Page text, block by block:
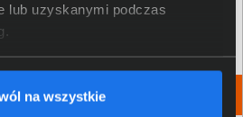
lub uzyskanymi podczas
na wszystkie
421,00 zł
netto: 342,28 zł